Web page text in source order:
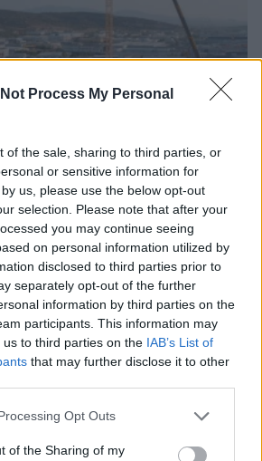
Process My Personal
of the sale, sharing to third parties, or
or sensitive information for
us, please use the below opt-out
selection. Please note that after your
you may continue seeing
on personal information utilized by
disclosed to third parties prior to
separately opt-out of the further
information by third parties on the
participants. This information may
to third parties on the IAB’s List of
that may further disclose it to other
website/app uses one or more Google
or usage behaviour. You may click to
Opt Outs
of the Sharing of my
Επενδύσεις €50 δισ. την